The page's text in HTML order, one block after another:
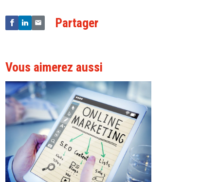
Partager
Vous aimerez aussi